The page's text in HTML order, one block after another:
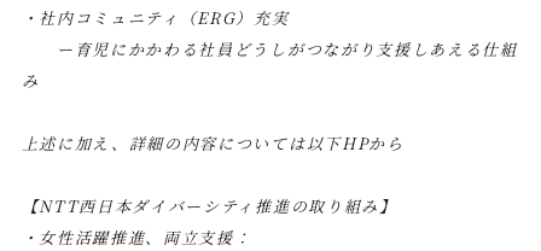
・社内コミュニティ（ERG）充実
ー育児にかかわる社員どうしがつながり支援しあえる仕組
み
上述に加え、詳細の内容については以下HPから
【NTT西日本ダイバーシティ推進の取り組み】
・女性活躍推進、両立支援：